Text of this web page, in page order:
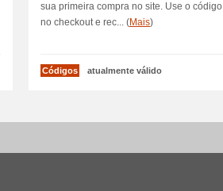
sua primeira compra no site. Use o código
no checkout e rec... (Mais)
Códigos atualmente válido